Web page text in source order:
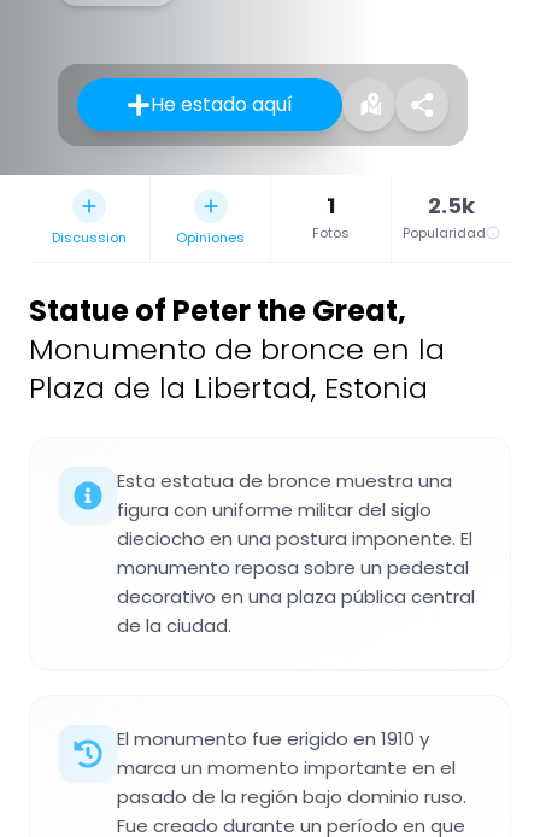
He estado aquí
Discussion Opiniones
1
Fotos
2.5k
Popularidad
Statue of Peter the Great,
Monumento de bronce en la
Plaza de la Libertad, Estonia
Esta estatua de bronce muestra una
figura con uniforme militar del siglo
dieciocho en una postura imponente. El
monumento reposa sobre un pedestal
decorativo en una plaza pública central
de la ciudad.
El monumento fue erigido en 1910 y
marca un momento importante en el
pasado de la región bajo dominio ruso.
Fue creado durante un período en que